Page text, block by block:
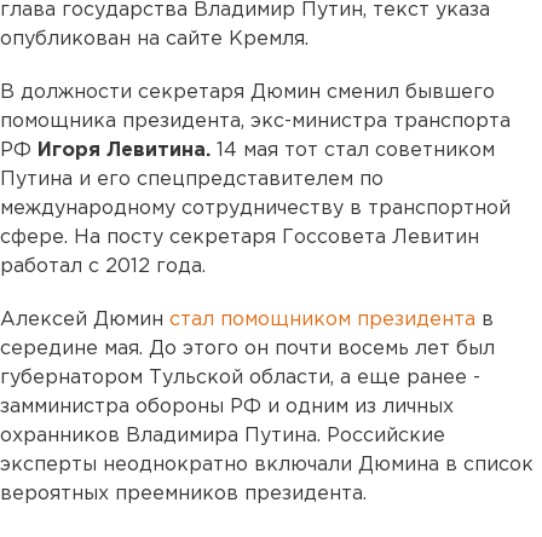
глава государства Владимир Путин, текст указа
опубликован на сайте Кремля.
В должности секретаря Дюмин сменил бывшего
помощника президента, экс-министра транспорта
РФ Игоря Левитина. 14 мая тот стал советником
Путина и его спецпредставителем по
международному сотрудничеству в транспортной
сфере. На посту секретаря Госсовета Левитин
работал с 2012 года.
Алексей Дюмин стал помощником президента в
середине мая. До этого он почти восемь лет был
губернатором Тульской области, а еще ранее -
замминистра обороны РФ и одним из личных
охранников Владимира Путина. Российские
эксперты неоднократно включали Дюмина в список
вероятных преемников президента.